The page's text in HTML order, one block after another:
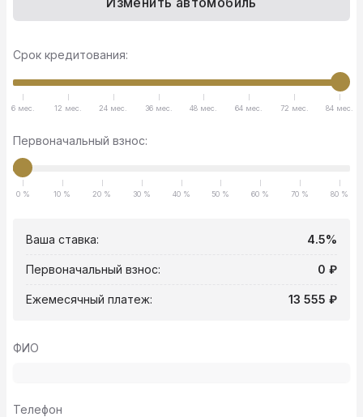
Срок кредитования:
6 мес. 12 мес. 24 мес. 36 мес. 48 мес. 64 мес. 72 мес. 84 мес.
Первоначальный взнос:
0 % 10 % 20 % 30 % 40 % 50 % 60 % 70 % 80 %
Ваша ставка: 4.5%
Первоначальный взнос: 0 ₽
Ежемесячный платеж: 13 555 ₽
ФИО
Телефон